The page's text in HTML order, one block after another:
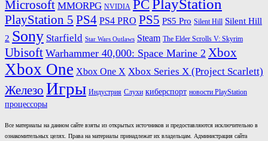
Microsoft MMORPG NVIDIA PCPlayStation
PlayStation 5 PS4 PS4 PRO PS5 PS5 Pro Silent Hill Silent Hill
2 Sony Starfield Star Wars Outlaws Steam The Elder Scrolls V: Skyrim
Ubisoft Warhammer 40,000: Space Marine 2 Xbox
Xbox One Xbox One X Xbox Series X (Project Scarlett)
Железо Игры Индустрия Слухи киберспорт новости PlayStation
процессоры
Все материалы на данном сайте взяты из открытых источников и предоставляются исключительно в
ознакомительных целях. Права на материалы принадлежат их владельцам. Администрация сайта